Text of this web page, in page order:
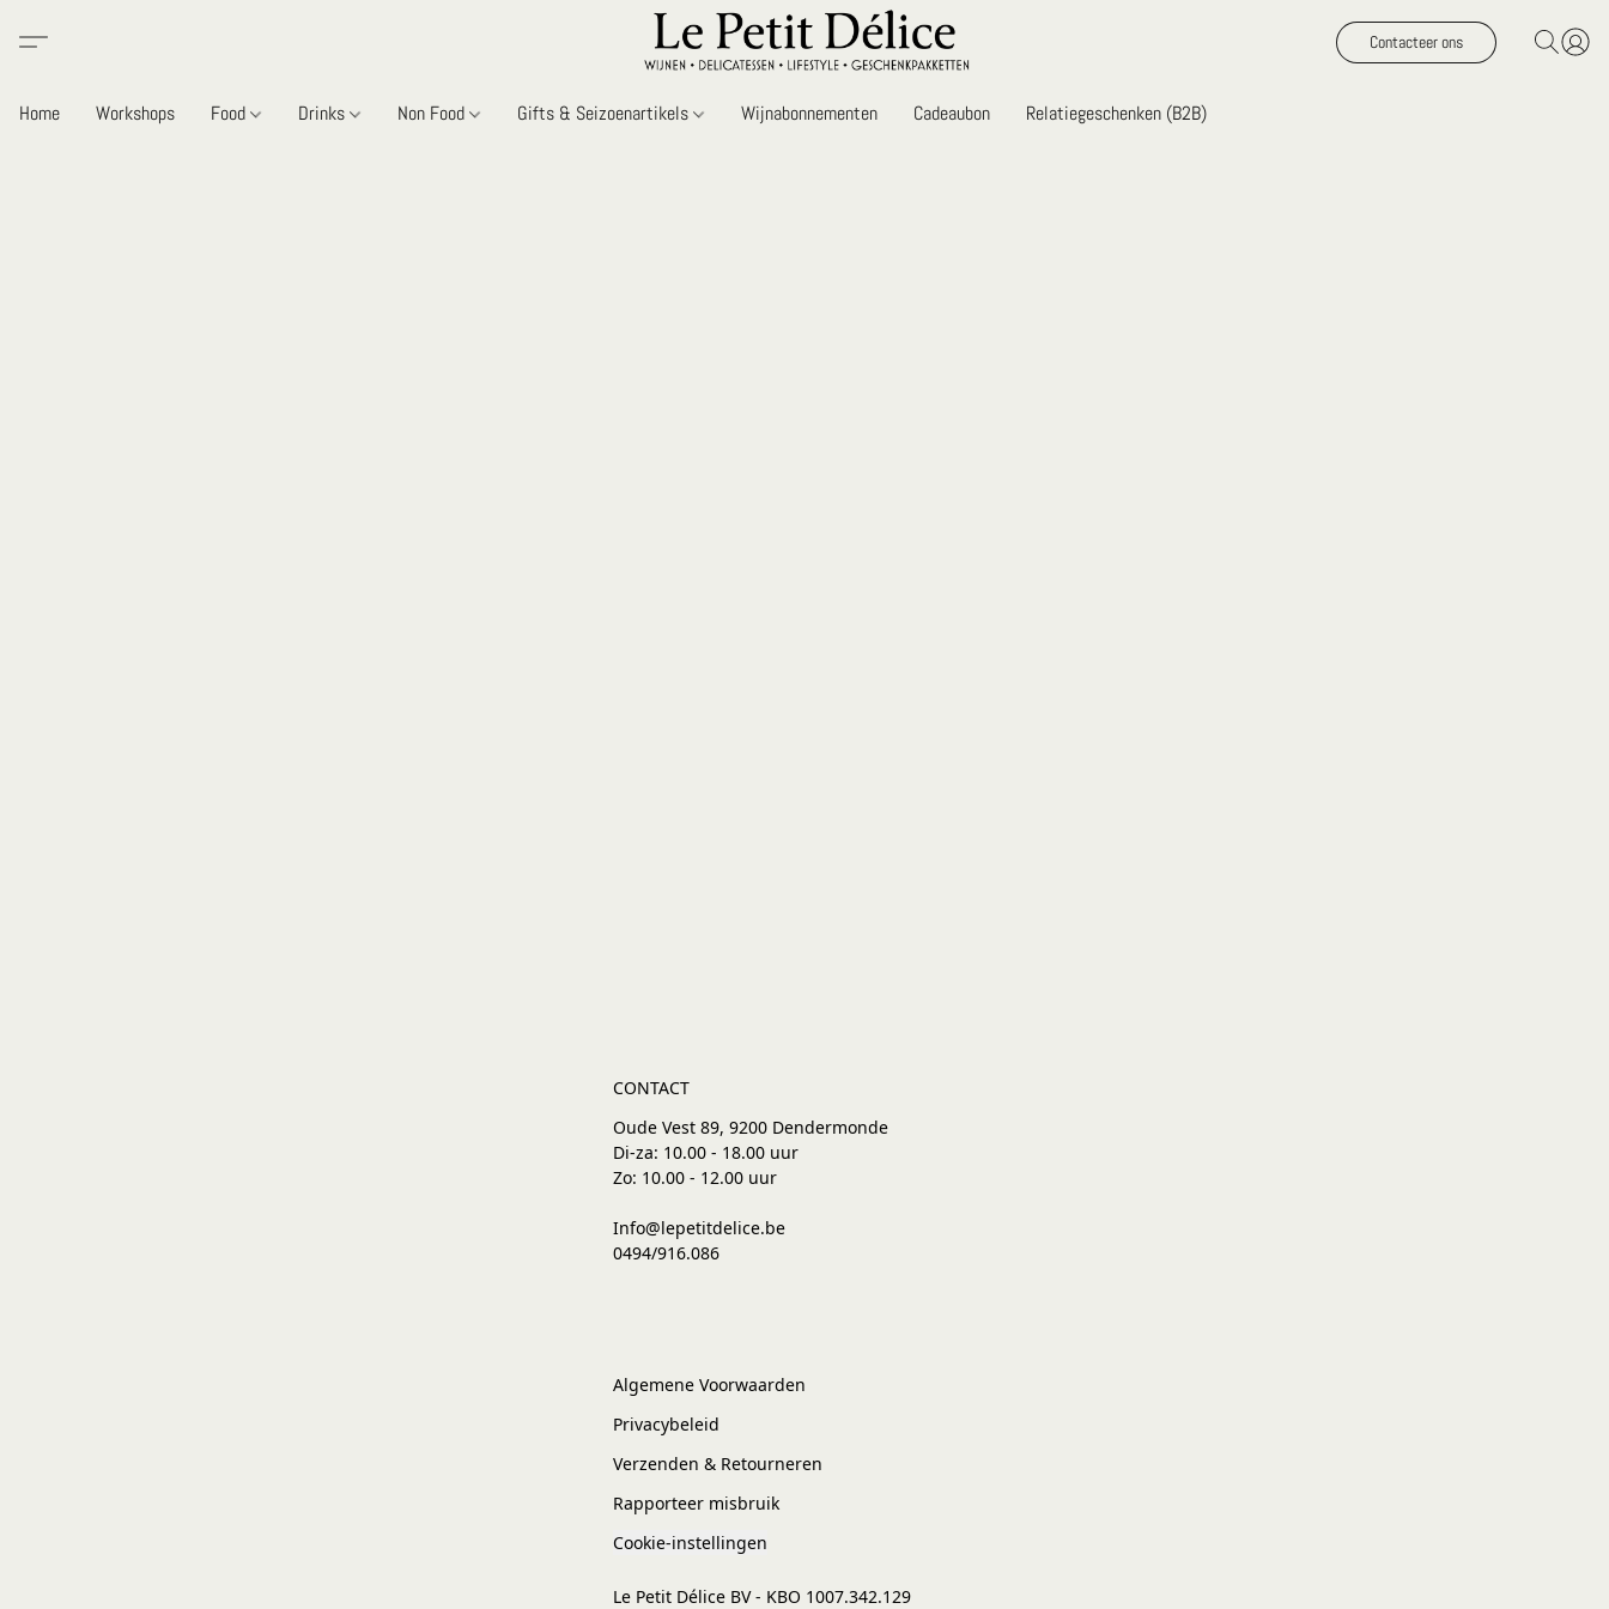
Contacteer ons
Home Workshops Food Drinks Non Food Gifts & Seizoenartikels Wijnabonnementen Cadeaubon Relatiegeschenken (B2B)
CONTACT
Oude Vest 89, 9200 Dendermonde
Di-za: 10.00 - 18.00 uur
Zo: 10.00 - 12.00 uur
Info@lepetitdelice.be
0494/916.086
Algemene Voorwaarden
Privacybeleid
Verzenden & Retourneren
Rapporteer misbruik
Cookie-instellingen
Le Petit Délice BV - KBO 1007.342.129